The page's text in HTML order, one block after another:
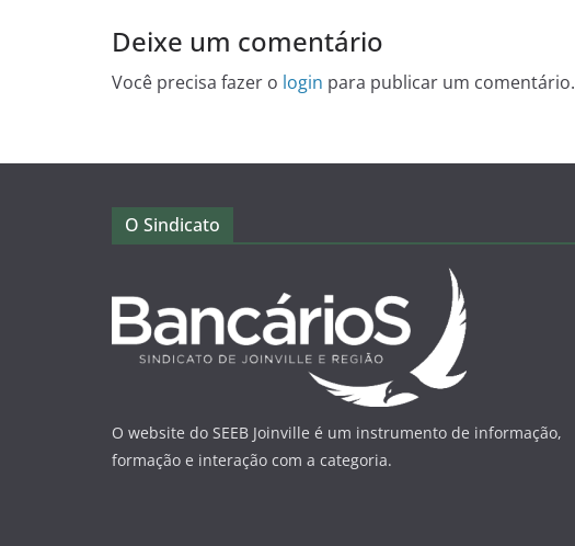
Deixe um comentário
Você precisa fazer o login para publicar um comentário.
O Sindicato
O website do SEEB Joinville é um instrumento de informação,
formação e interação com a categoria.